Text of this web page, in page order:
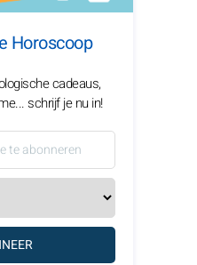
Horoscoop
cadeaus,
schrijf je nu in!